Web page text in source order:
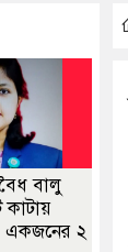
বালু
কাটায়
একজনের ২